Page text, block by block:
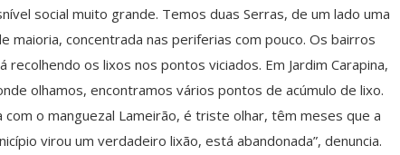
social muito grande. Temos duas Serras, de um lado uma
maioria, concentrada nas periferias com pouco. Os bairros
os lixos nos pontos viciados. Em Jardim Carapina,
olhamos, encontramos vários pontos de acúmulo de lixo.
o manguezal Lameirão, é triste olhar, têm meses que a
virou um verdadeiro lixão, está abandonada”, denuncia.